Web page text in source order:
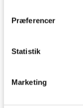
Præferencer
Statistik
Marketing
Ahh, på
vaske,
uden